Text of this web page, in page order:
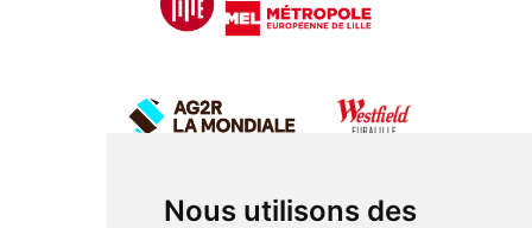
Nous utilisons des